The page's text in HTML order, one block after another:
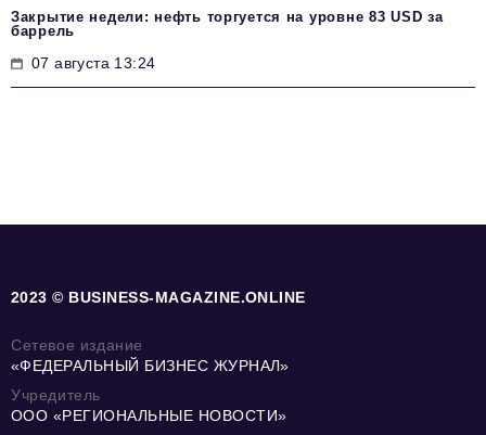
Закрытие недели: нефть торгуется на уровне 83 USD за
баррель
07 августа 13:24
2023 © BUSINESS-MAGAZINE.ONLINE
Сетевое издание
«ФЕДЕРАЛЬНЫЙ БИЗНЕС ЖУРНАЛ»
Учредитель
ООО «РЕГИОНАЛЬНЫЕ НОВОСТИ»